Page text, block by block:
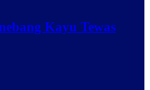
Kayu Tewas